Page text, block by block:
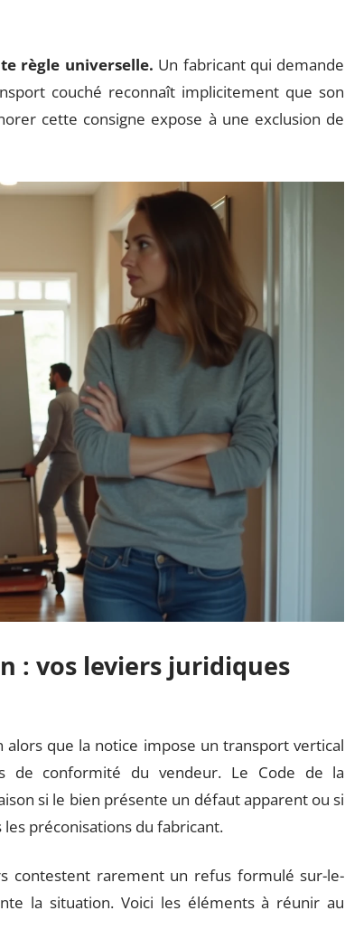
règle universelle. Un fabricant qui demande
couché reconnaît implicitement que son
cette consigne expose à une exclusion de
: vos leviers juridiques
que la notice impose un transport vertical
de conformité du vendeur. Le Code de la
si le bien présente un défaut apparent ou si
préconisations du fabricant.
contestent rarement un refus formulé sur-le-
la situation. Voici les éléments à réunir au